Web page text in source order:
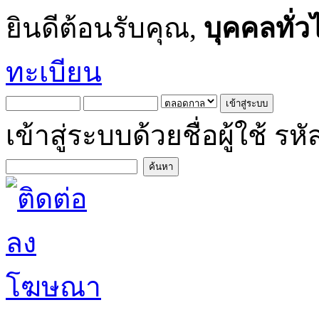
ยินดีต้อนรับคุณ, บุคคลทั่ว
ทะเบียน
เข้าสู่ระบบด้วยชื่อผู้ใช้ รหั